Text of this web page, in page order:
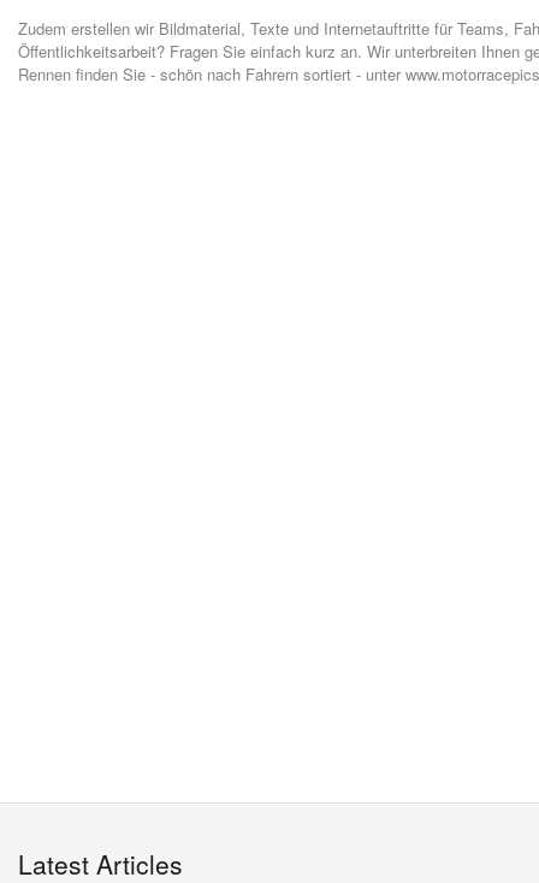
Zudem erstellen wir Bildmaterial, Texte und Internetauftritte für Teams,
Öffentlichkeitsarbeit? Fragen Sie einfach kurz an. Wir unterbreiten Ihnen
Rennen finden Sie - schön nach Fahrern sortiert - unter
Latest Articles